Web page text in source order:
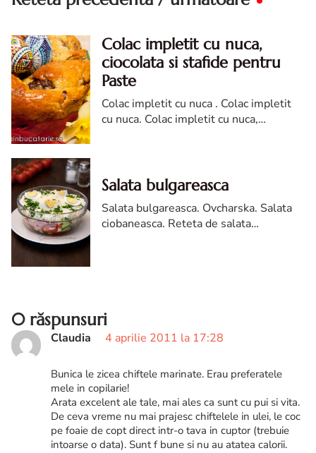
Colac impletit cu nuca,
ciocolata si stafide pentru
Paste
Colac impletit cu nuca . Colac impletit
cu nuca. Colac impletit cu nuca,
Salata bulgareasca
Salata bulgareasca. Ovcharska. Salata
ciobaneasca. Reteta de salata
0 răspunsuri
Claudia 4 aprilie 2011 la 17:28
Bunica le zicea chiftele marinate. Erau preferatele
mele in copilarie!
Arata excelent ale tale, mai ales ca sunt cu pui si vita.
De ceva vreme nu mai prajesc chiftelele in ulei, le coc
pe foaie de copt direct intr-o tava in cuptor (trebuie
intoarse o data). Sunt f bune si nu au atatea calorii.